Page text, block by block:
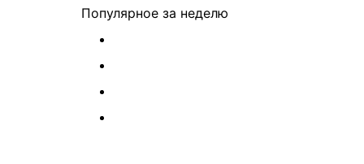
Популярное за неделю